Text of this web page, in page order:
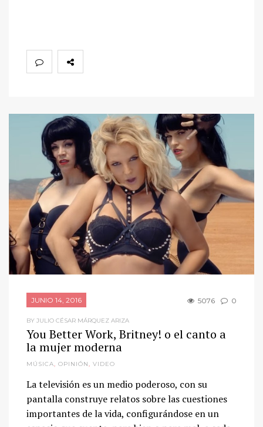
JUNIO 14, 2016 5076 0
BY JULIO CÉSAR MÁRQUEZ ARIZA
You Better Work, Britney! o el canto a
la mujer moderna
MÚSICA OPINIÓN VIDEO
La televisión es un medio poderoso, con su
pantalla construye relatos sobre las cuestiones
importantes de la vida, configurándose en un